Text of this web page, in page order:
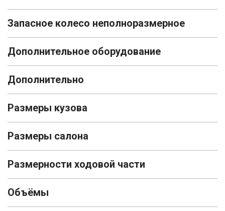
Запасное колесо неполноразмерное
Дополнительное оборудование
Дополнительно
Размеры кузова
Размеры салона
Размерности ходовой части
Объёмы